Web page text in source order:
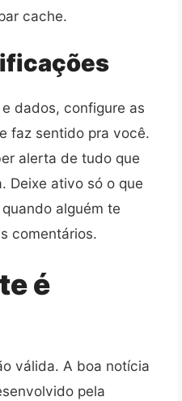
cache.
dados, configure as
faz sentido pra você.
alerta de tudo que
Deixe ativo só o que
alguém te
comentários.
é
válida. A boa notícia
pela